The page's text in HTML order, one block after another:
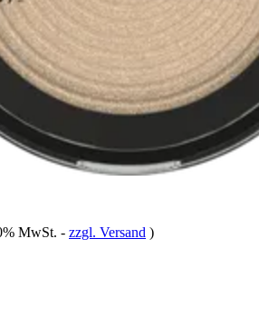
MwSt. - zzgl. Versand )